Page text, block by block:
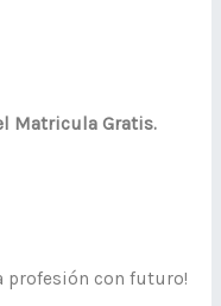
Matricula Gratis.
profesión con futuro!